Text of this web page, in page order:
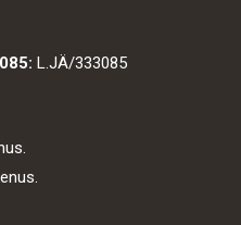
L.JÄ/333085